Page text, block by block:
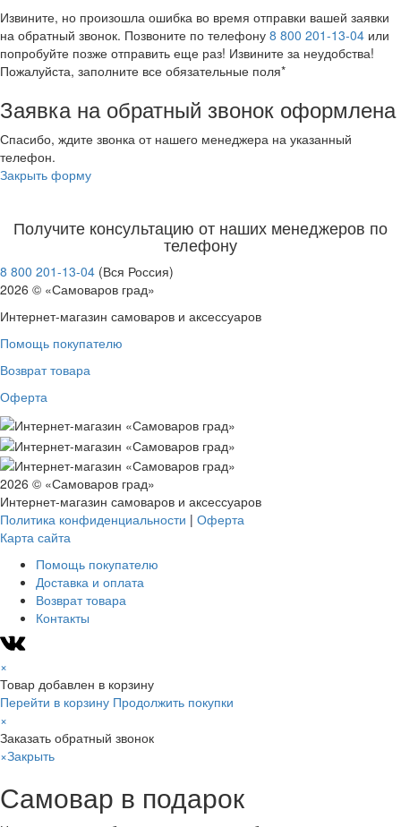
Извините, но произошла ошибка во время отправки вашей заявки
на обратный звонок. Позвоните по телефону 8 800 201-13-04 или
попробуйте позже отправить еще раз! Извините за неудобства!
Пожалуйста, заполните все обязательные поля*
Заявка на обратный звонок оформлена
Спасибо, ждите звонка от нашего менеджера на указанный
телефон.
Закрыть форму
Получите консультацию от наших менеджеров по
телефону
8 800 201-13-04 (Вся Россия)
2026 © «Самоваров град»
Интернет-магазин самоваров и аксессуаров
Помощь покупателю
Возврат товара
Оферта
2026 © «Самоваров град»
Интернет-магазин самоваров и аксессуаров
Политика конфиденциальности | Оферта
Карта сайта
Помощь покупателю
Доставка и оплата
Возврат товара
Контакты
×
Товар добавлен в корзину
Перейти в корзину Продолжить покупки
×
Заказать обратный звонок
×Закрыть
Самовар в подарок